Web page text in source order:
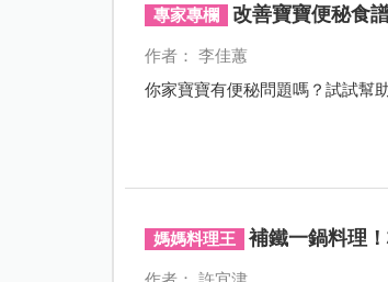
專家專欄 改善寶寶便秘食
作者： 李佳蕙
你家寶寶有便秘問題嗎？試試幫
媽媽料理王 補鐵一鍋料理